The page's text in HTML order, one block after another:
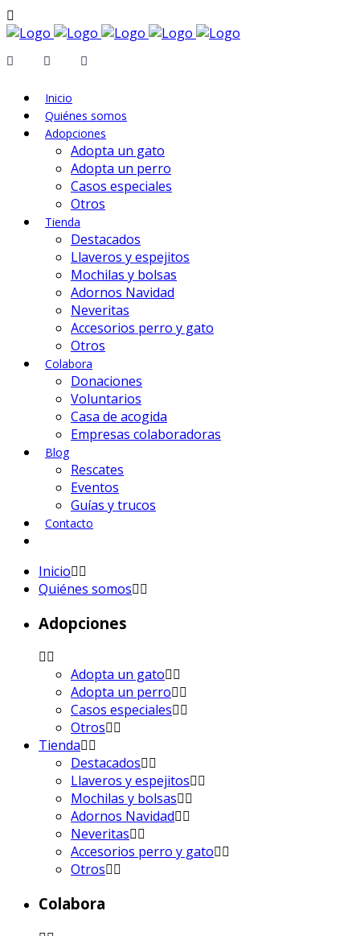
Inicio
Quiénes somos
Adopciones
Adopta un gato
Adopta un perro
Casos especiales
Otros
Tienda
Destacados
Llaveros y espejitos
Mochilas y bolsas
Adornos Navidad
Neveritas
Accesorios perro y gato
Otros
Colabora
Donaciones
Voluntarios
Casa de acogida
Empresas colaboradoras
Blog
Rescates
Eventos
Guías y trucos
Contacto
Inicio
Quiénes somos
Adopciones
Adopta un gato
Adopta un perro
Casos especiales
Otros
Tienda
Destacados
Llaveros y espejitos
Mochilas y bolsas
Adornos Navidad
Neveritas
Accesorios perro y gato
Otros
Colabora